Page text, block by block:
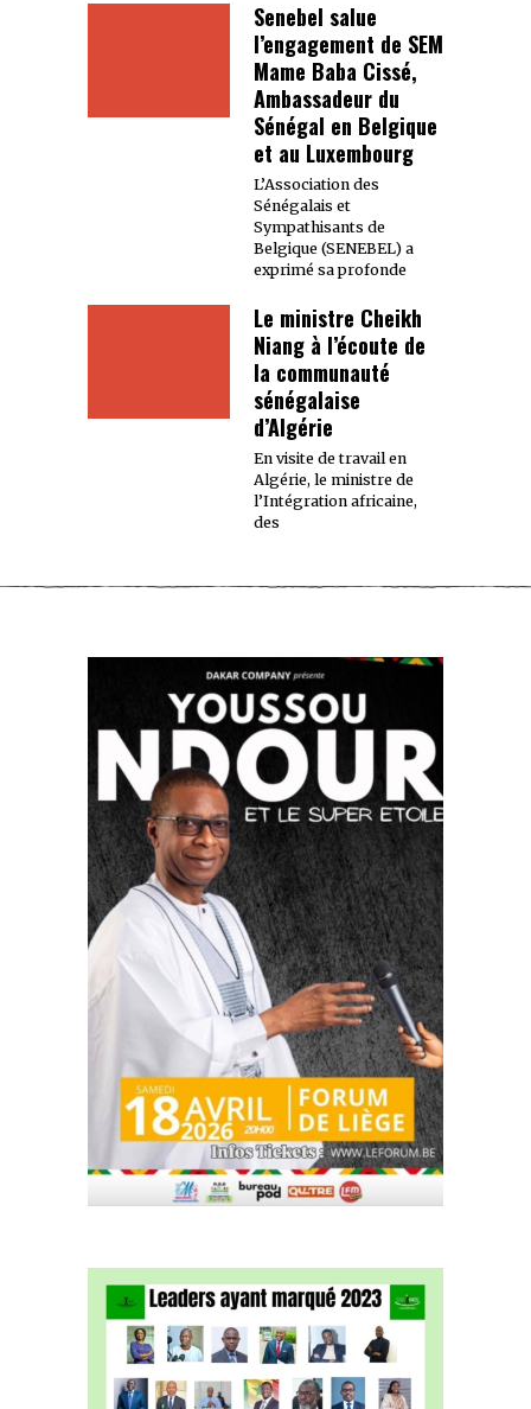
Senebel salue
l’engagement de SEM
Mame Baba Cissé,
Ambassadeur du
Sénégal en Belgique
et au Luxembourg
L’Association des
Sénégalais et
Sympathisants de
Belgique (SENEBEL) a
exprimé sa profonde
Le ministre Cheikh
Niang à l’écoute de
la communauté
sénégalaise
d’Algérie
En visite de travail en
Algérie, le ministre de
l’Intégration africaine,
des